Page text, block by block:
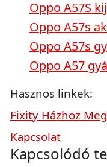
Oppo A57S
Oppo A57s
Oppo A57s
Oppo A57
Hasznos linkek:
Fixity Házhoz
Kapcsolat
Kapcsolódó